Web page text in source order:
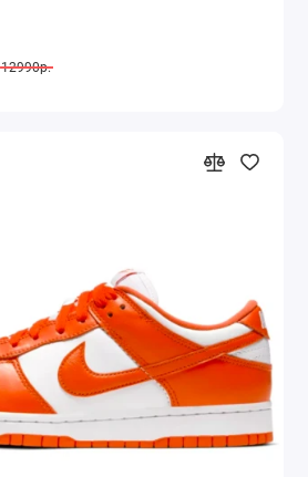
12990р.